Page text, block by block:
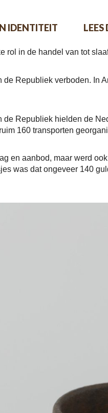
IDENTITEIT
in de handel van tot
Republiek verboden. In
Republiek hielden de
160 transporten
en aanbod, maar werd
was dat ongeveer 140